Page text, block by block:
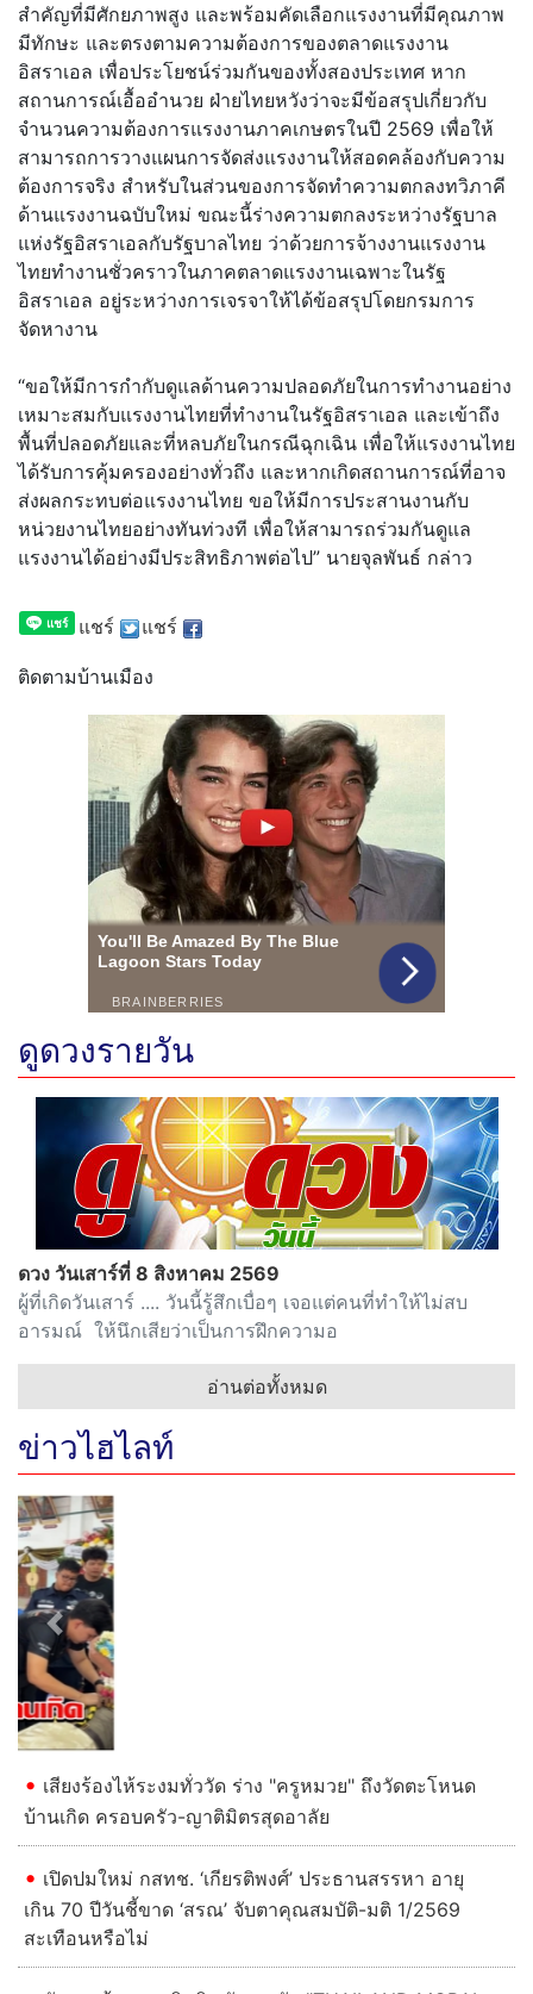
สำคัญที่มีศักยภาพสูง และพร้อมคัดเลือกแรงงานที่มีคุณภาพ
มีทักษะ และตรงตามความต้องการของตลาดแรงงาน
อิสราเอล เพื่อประโยชน์ร่วมกันของทั้งสองประเทศ หาก
สถานการณ์เอื้ออำนวย ฝ่ายไทยหวังว่าจะมีข้อสรุปเกี่ยวกับ
จำนวนความต้องการแรงงานภาคเกษตรในปี 2569 เพื่อให้
สามารถการวางแผนการจัดส่งแรงงานให้สอดคล้องกับความ
ต้องการจริง สำหรับในส่วนของการจัดทำความตกลงทวิภาคี
ด้านแรงงานฉบับใหม่ ขณะนี้ร่างความตกลงระหว่างรัฐบาล
แห่งรัฐอิสราเอลกับรัฐบาลไทย ว่าด้วยการจ้างงานแรงงาน
ไทยทำงานชั่วคราวในภาคตลาดแรงงานเฉพาะในรัฐ
อิสราเอล อยู่ระหว่างการเจรจาให้ได้ข้อสรุปโดยกรมการ
จัดหางาน
“ขอให้มีการกำกับดูแลด้านความปลอดภัยในการทำงานอย่าง
เหมาะสมกับแรงงานไทยที่ทำงานในรัฐอิสราเอล และเข้าถึง
พื้นที่ปลอดภัยและที่หลบภัยในกรณีฉุกเฉิน เพื่อให้แรงงานไทย
ได้รับการคุ้มครองอย่างทั่วถึง และหากเกิดสถานการณ์ที่อาจ
ส่งผลกระทบต่อแรงงานไทย ขอให้มีการประสานงานกับ
หน่วยงานไทยอย่างทันท่วงที เพื่อให้สามารถร่วมกันดูแล
แรงงานได้อย่างมีประสิทธิภาพต่อไป” นายจุลพันธ์ กล่าว
แชร์ แชร์
ติดตามบ้านเมือง
ดูดวงรายวัน
ดวง วันเสาร์ที่ 8 สิงหาคม 2569
ผู้ที่เกิดวันเสาร์ .... วันนี้รู้สึกเบื่อๆ เจอแต่คนที่ทำให้ไม่สบ
อารมณ์ ให้นึกเสียว่าเป็นการฝึกความอ
อ่านต่อทั้งหมด
ข่าวไฮไลท์
Previous
เสียงร้องไห้ระงมทั่ววัด ร่าง "ครูหมวย" ถึงวัดตะโหนด
บ้านเกิด ครอบครัว-ญาติมิตรสุดอาลัย
เปิดปมใหม่ กสทช. ‘เกียรติพงศ์’ ประธานสรรหา อายุ
เกิน 70 ปีวันชี้ขาด ‘สรณ’ จับตาคุณสมบัติ-มติ 1/2569
สะเทือนหรือไม่